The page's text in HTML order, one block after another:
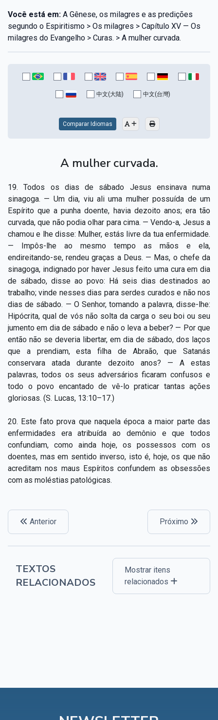
Você está em: A Gênese, os milagres e as predições
segundo o Espiritismo > Os milagres > Capítulo XV — Os
milagres do Evangelho > Curas. > A mulher curvada.
中文(大陆) 中文(台灣)
Comparar Idiomas
A mulher curvada.
19. Todos os dias de sábado Jesus ensinava numa
sinagoga. — Um dia, viu ali uma mulher possuída de um
Espírito que a punha doente, havia dezoito anos; era tão
curvada, que não podia olhar para cima. — Vendo-a, Jesus a
chamou e lhe disse: Mulher, estás livre da tua enfermidade.
— Impôs-lhe ao mesmo tempo as mãos e ela,
endireitando-se, rendeu graças a Deus. — Mas, o chefe da
sinagoga, indignado por haver Jesus feito uma cura em dia
de sábado, disse ao povo: Há seis dias destinados ao
trabalho; vinde nesses dias para serdes curados e não nos
dias de sábado. — O Senhor, tomando a palavra, disse-lhe:
Hipócrita, qual de vós não solta da carga o seu boi ou seu
jumento em dia de sábado e não o leva a beber? — Por que
então não se deveria libertar, em dia de sábado, dos laços
que a prendiam, esta filha de Abraão, que Satanás
conservara atada durante dezoito anos? — A estas
palavras, todos os seus adversários ficaram confusos e
todo o povo encantado de vê-lo praticar tantas ações
gloriosas. (S. Lucas, 13:10–17.)
20. Este fato prova que naquela época a maior parte das
enfermidades era atribuída ao demônio e que todos
confundiam, como ainda hoje, os possessos com os
doentes, mas em sentido inverso, isto é, hoje, os que não
acreditam nos maus Espíritos confundem as obsessões
com as moléstias patológicas.
Anterior Próximo
TEXTOS
RELACIONADOS
Mostrar itens
relacionados